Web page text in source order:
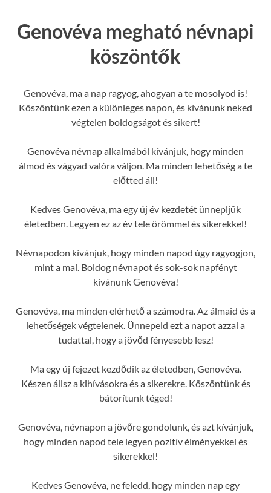
Genovéva megható névnapi
köszöntők
Genovéva, ma a nap ragyog, ahogyan a te mosolyod is!
Köszöntünk ezen a különleges napon, és kívánunk neked
végtelen boldogságot és sikert!
Genovéva névnap alkalmából kívánjuk, hogy minden
álmod és vágyad valóra váljon. Ma minden lehetőség a te
előtted áll!
Kedves Genovéva, ma egy új év kezdetét ünnepljük
életedben. Legyen ez az év tele örömmel és sikerekkel!
Névnapodon kívánjuk, hogy minden napod úgy ragyogjon,
mint a mai. Boldog névnapot és sok-sok napfényt
kívánunk Genovéva!
Genovéva, ma minden elérhető a számodra. Az álmaid és a
lehetőségek végtelenek. Ünnepeld ezt a napot azzal a
tudattal, hogy a jövőd fényesebb lesz!
Ma egy új fejezet kezdődik az életedben, Genovéva.
Készen állsz a kihívásokra és a sikerekre. Köszöntünk és
bátorítunk téged!
Genovéva, névnapon a jövőre gondolunk, és azt kívánjuk,
hogy minden napod tele legyen pozitív élményekkel és
sikerekkel!
Kedves Genovéva, ne feledd, hogy minden nap egy